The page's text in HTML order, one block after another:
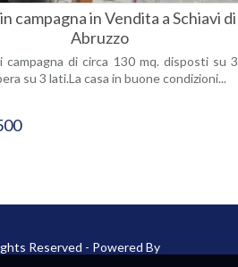
campagna in Vendita a Schiavi di
Abruzzo
campagna di circa 130 mq. disposti su 3
su 3 lati.La casa in buone condizioni...
Reserved - Powered By